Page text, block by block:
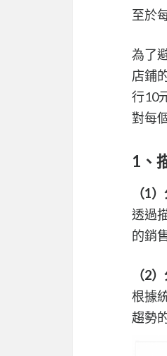
至於
為了
店鋪
行10
對每
1、
（1
透過
的銷
（2
根據
趨勢